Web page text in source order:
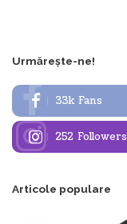
Urmărește-ne!
33k Fans
252 Followers
Articole populare